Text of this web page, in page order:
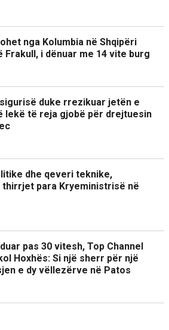
nga Kolumbia në Shqipëri
Frakull, i dënuar me 14 vite burg
duke rrezikuar jetën e
lekë të reja gjobë për drejtuesin
dhe qeveri teknike,
para Kryeministrisë në
pas 30 vitesh, Top Channel
Hoxhës: Si një sherr për një
e dy vëllezërve në Patos